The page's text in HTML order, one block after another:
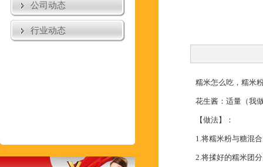
公司动态
行业动态
糯米怎么吃，糯
花生酱：适量（
【做法】：
1.将糯米粉与糖混
2.将揉好的糯米